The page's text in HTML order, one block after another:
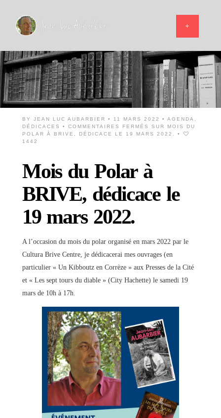
BY JEAN LUC AUBARBIER • 11 MARS 2022 • AGENDA
DÉDICACES
• COMMENTAIRES FERMÉS
SUR MOIS DU
POLAR À BRIVE, DÉDICACE LE 19 MARS 2022.
•
1442
Mois du Polar à
BRIVE, dédicace le
19 mars 2022.
A l’occasion du mois du polar organisé en mars 2022 par le
Cultura Brive Centre, je dédicacerai mes ouvrages (en
particulier « Un Kibboutz en Corrèze » aux Presses de la Cité
et « Les sept tours du diable » (City Hachette) le samedi 19
mars de 10h à 17h.